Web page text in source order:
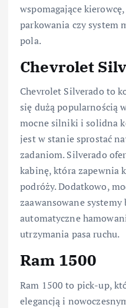
wspomagające
parkowania czy system
pola.
Chevrolet
Chevrolet Silverado to
się dużą popularnością
mocne silniki i solidna
jest w stanie sprostać
zadaniom. Silverado
kabinę, która zapewnia
podróży. Dodatkowo,
zaawansowane
automatyczne
utrzymania pasa ruchu.
Ram 1500
Ram 1500 to pick-up,
elegancją i